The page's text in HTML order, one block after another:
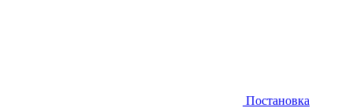
Постановка